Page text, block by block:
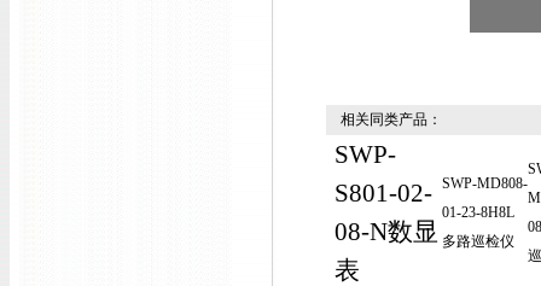
相关同类产品：
SWP-
S801-02-
08-N数显
表
SWP-MD808-
01-23-8H8L
多路巡检仪